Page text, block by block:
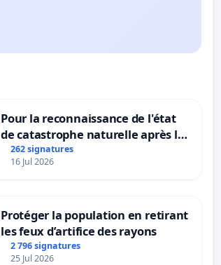
Pour la reconnaissance de l'état
de catastrophe naturelle après la
grêle du 15 juillet 2026 à Aubenas
et ses alentours
262 signatures
16 Jul 2026
Protéger la population en retirant
les feux d’artifice des rayons
2 796 signatures
25 Jul 2026